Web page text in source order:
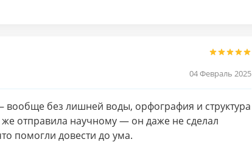
04 Февраль 2025
вообще без лишней воды, орфография и структура
отправила научному — он даже не сделал
помогли довести до ума.